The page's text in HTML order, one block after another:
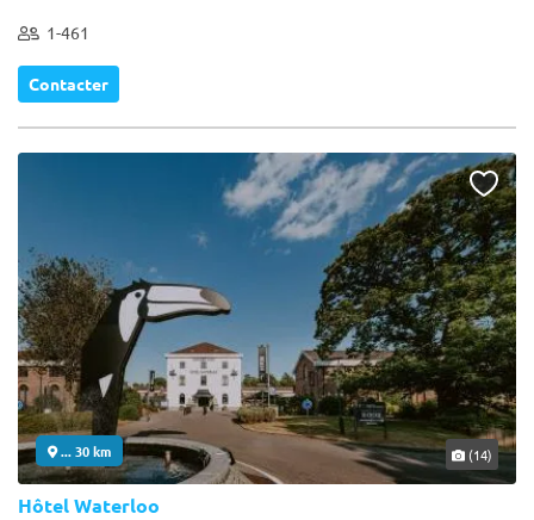
1-461
Contacter
... 30 km (14)
Hôtel Waterloo